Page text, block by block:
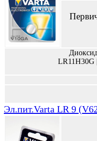
LR11H30G
Эл.пит.Varta LR 9